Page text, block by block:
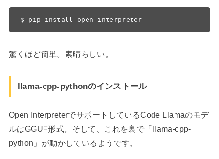
$ pip install open-interpreter
驚くほど簡単。素晴らしい。
llama-cpp-pythonのインストール
Open InterpreterでサポートしているCode Llamaのモデ
ルはGGUF形式。そして、これを裏で「llama-cpp-
python」が動かしているようです。